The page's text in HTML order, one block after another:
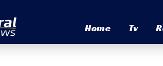
Home Tv